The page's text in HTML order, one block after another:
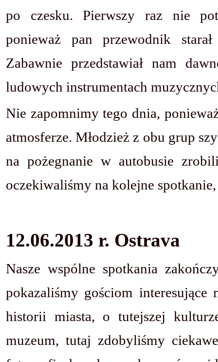
po czesku. Pierwszy raz nie
ponieważ pan przewodnik
Zabawnie przedstawiał nam
ludowych instrumentach
Nie zapomnimy tego dnia,
atmosferze. Młodzież z obu grup
na pożegnanie w autobusie
oczekiwaliśmy na kolejne
12.06.2013 r. Ostrava
Nasze wspólne spotkania
pokazaliśmy gościom
historii miasta, o tutejszej
muzeum, tutaj zdobyliśmy